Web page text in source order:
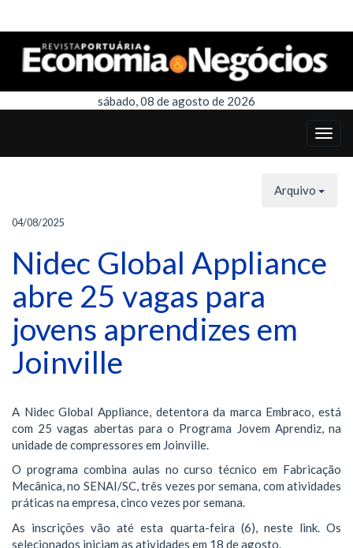
sábado, 08 de agosto de 2026
Arquivo
04/08/2025
Nidec Global Appliance
abre 25 vagas para
jovens aprendizes em
Joinville
A Nidec Global Appliance, detentora da marca Embraco, está
com 25 vagas abertas para o Programa Jovem Aprendiz, na
unidade de compressores em Joinville.
O programa combina aulas no curso técnico em Fabricação
Mecânica, no SENAI/SC, três vezes por semana, com atividades
práticas na empresa, cinco vezes por semana.
As inscrições vão até esta quarta-feira (6), neste link. Os
selecionados iniciam as atividades em 18 de agosto.